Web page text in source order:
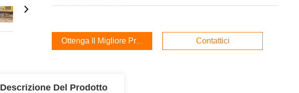
Ottenga Il Migliore Prezzo Contattici
Descrizione Del Prodotto